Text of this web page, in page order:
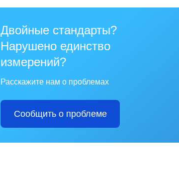
Двойные стандарты?
Нарушено единство
измерений?
Расскажите нам о проблемах
Сообщить о проблеме